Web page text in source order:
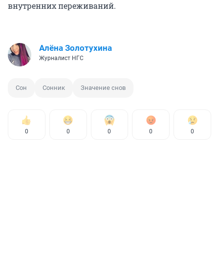
внутренних переживаний.
Алёна Золотухина
Журналист НГС
Сон Сонник Значение снов
0 0 0 0 0